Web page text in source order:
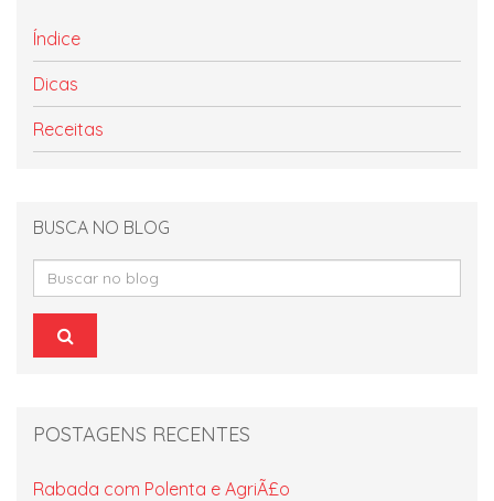
Índice
Dicas
Receitas
BUSCA NO BLOG
Buscar
no
blog
POSTAGENS RECENTES
Rabada com Polenta e AgriÃ£o